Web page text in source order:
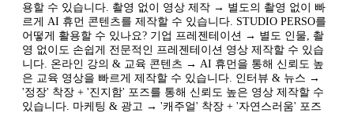
용할 수 있습니다. 촬영 없이 영상 제작 → 별도의 촬영 없이 빠
르게 AI 휴먼 콘텐츠를 제작할 수 있습니다. STUDIO PERSO를
어떻게 활용할 수 있나요? 기업 프레젠테이션 → 별도 인물, 촬
영 없이도 손쉽게 전문적인 프레젠테이션 영상 제작할 수 있습
니다. 온라인 강의 & 교육 콘텐츠 → AI 휴먼을 통해 신뢰도 높
은 교육 영상을 빠르게 제작할 수 있습니다. 인터뷰 & 뉴스 →
'정장' 착장 + '진지함' 포즈를 통해 신뢰도 높은 영상 제작할 수
있습니다. 마케팅 & 광고 → '캐주얼' 착장 + '자연스러움' 포즈